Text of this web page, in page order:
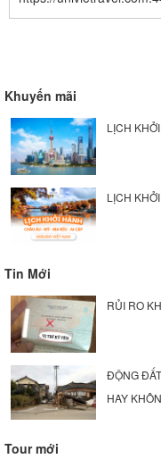
Khuyến mãi
LỊCH
LỊCH
Tin Mới
RỦI RO
ĐỘNG
HAY
Tour mới